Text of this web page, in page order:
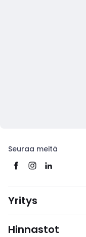
Seuraa meitä
Yritys
Hinnastot